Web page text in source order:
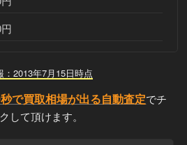
：2013年7月15日時点
で買取相場が出る自動査定でチ
して頂けます。